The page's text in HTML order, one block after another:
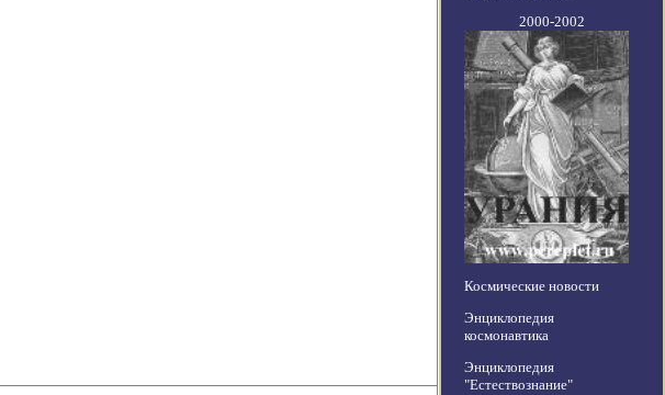
2000-2002
Космические новости
Энциклопедия
космонавтика
Энциклопедия
"Естествознание"